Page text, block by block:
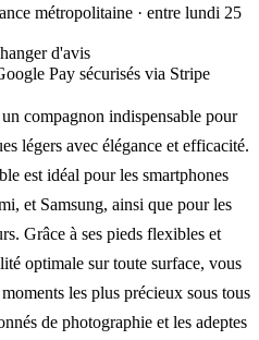
métropolitaine · entre lundi 25
d'avis
Pay sécurisés via Stripe
un compagnon indispensable pour
légers avec élégance et efficacité.
est idéal pour les smartphones
et Samsung, ainsi que pour les
Grâce à ses pieds flexibles et
optimale sur toute surface, vous
les plus précieux sous tous
de photographie et les adeptes